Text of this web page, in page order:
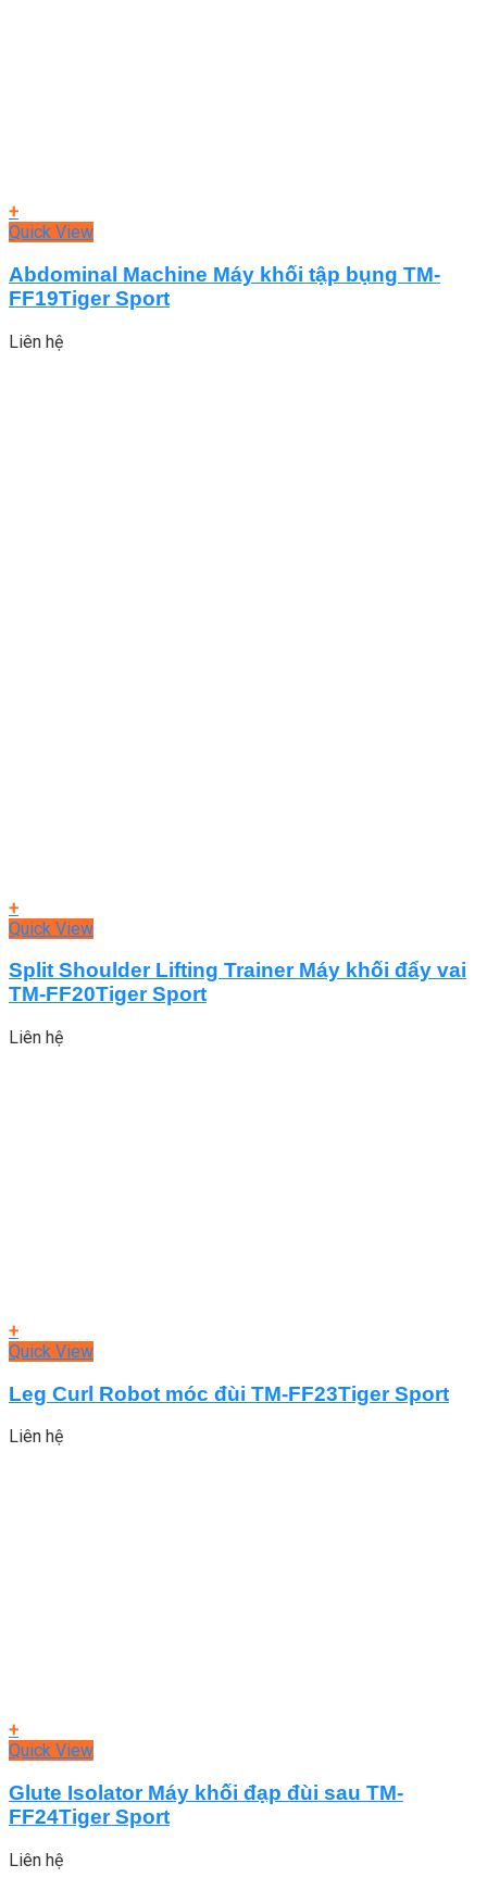
+
Quick View
Abdominal Machine Máy khối tập bụng TM-
FF19Tiger Sport
Liên hệ
+
Quick View
Split Shoulder Lifting Trainer Máy khối đẩy vai
TM-FF20Tiger Sport
Liên hệ
+
Quick View
Leg Curl Robot móc đùi TM-FF23Tiger Sport
Liên hệ
+
Quick View
Glute Isolator Máy khối đạp đùi sau TM-
FF24Tiger Sport
Liên hệ